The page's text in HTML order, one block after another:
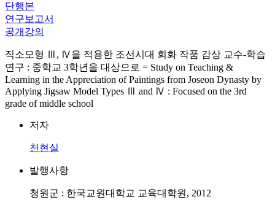
단행본
연구보고서
공개강의
직소모형 Ⅲ, Ⅳ을 적용한 조선시대 회화 작품 감상 교수-학습
연구 : 중학교 3학년을 대상으로 = Study on Teaching &
Learning in the Appreciation of Paintings from Joseon Dynasty by
Applying Jigsaw Model Types Ⅲ and Ⅳ : Focused on the 3rd
grade of middle school
저자
천현실
발행사항
청원군 : 한국교원대학교 교육대학원, 2012